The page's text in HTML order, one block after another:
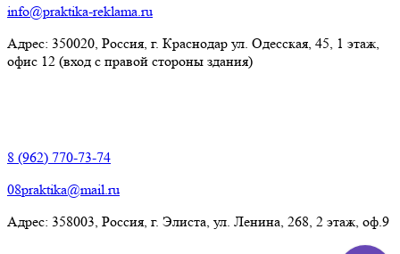
info@praktika-reklama.ru
Адрес: 350020, Россия, г. Краснодар ул. Одесская, 45, 1 этаж,
офис 12 (вход с правой стороны здания)
8 (962) 770-73-74
08praktika@mail.ru
Адрес:​ 358003, Россия, г. Элиста, ул. Ленина, 268, 2 этаж, оф.9